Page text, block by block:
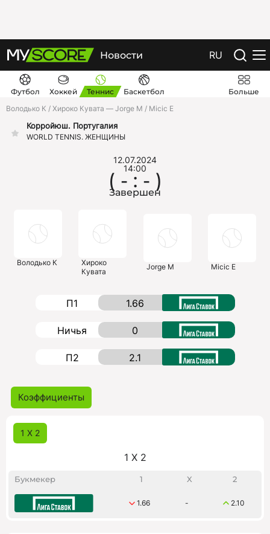
Новости RU
Футбол Хоккей Теннис Баскетбол
Больше
Володько К / Хироко Кувата — Jorge M / Micic E
WORLD TENNIS. ЖЕНЩИНЫ
Корройюш. Португалия
Володько К
Хироко
Кувата
12.07.2024
14:00
( - : - )
Завершен
Jorge M Micic E
П1 1.66
Ничья 0
П2 2.1
Коэффициенты
1 X 2
1 X 2
Букмекер 1 X 2
1.66 - 2.10